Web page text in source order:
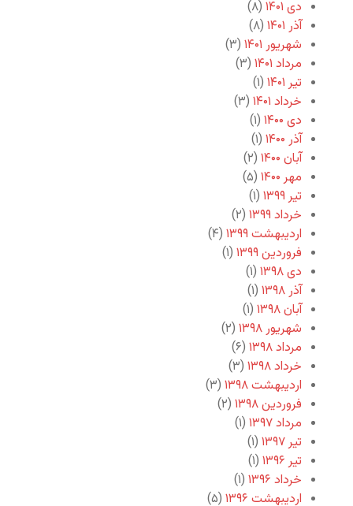
دی ۱۴۰۱
(۸)
آذر ۱۴۰۱
(۸)
شهریور ۱۴۰۱
(۳)
مرداد ۱۴۰۱
(۳)
تیر ۱۴۰۱
(۱)
خرداد ۱۴۰۱
(۳)
دی ۱۴۰۰
(۱)
آذر ۱۴۰۰
(۱)
آبان ۱۴۰۰
(۲)
مهر ۱۴۰۰
(۵)
تیر ۱۳۹۹
(۱)
خرداد ۱۳۹۹
(۲)
اردیبهشت ۱۳۹۹
(۴)
فروردین ۱۳۹۹
(۱)
دی ۱۳۹۸
(۱)
آذر ۱۳۹۸
(۱)
آبان ۱۳۹۸
(۱)
شهریور ۱۳۹۸
(۲)
مرداد ۱۳۹۸
(۶)
خرداد ۱۳۹۸
(۳)
اردیبهشت ۱۳۹۸
(۳)
فروردین ۱۳۹۸
(۲)
مرداد ۱۳۹۷
(۱)
تیر ۱۳۹۷
(۱)
تیر ۱۳۹۶
(۱)
خرداد ۱۳۹۶
(۱)
اردیبهشت ۱۳۹۶
(۵)